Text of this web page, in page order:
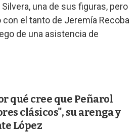
una de sus figuras, pero
el tanto de Jeremía Recoba
de una asistencia de
qué cree que Peñarol
clásicos", su arenga y
López